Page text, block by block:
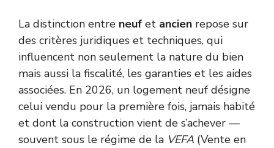
La distinction entre neuf et ancien repose sur
des critères juridiques et techniques, qui
influencent non seulement la nature du bien
mais aussi la fiscalité, les garanties et les aides
associées. En 2026, un logement neuf désigne
celui vendu pour la première fois, jamais habité
et dont la construction vient de s’achever —
souvent sous le régime de la VEFA (Vente en